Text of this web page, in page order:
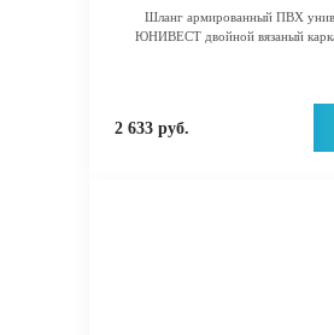
Шланг армированный ПВХ
ЮНИВЕСТ двойной вязаный
2 633 руб.